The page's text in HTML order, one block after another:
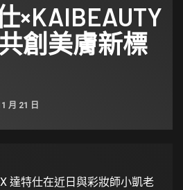
×KAIBEAUTY
創美膚新標
月 21 日
達特仕在近日與彩妝師小凱老